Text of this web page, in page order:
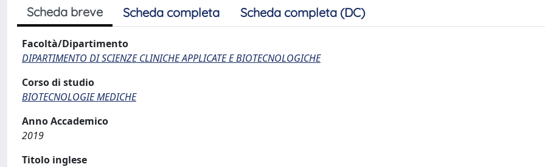
Scheda breve Scheda completa Scheda completa (DC)
Facoltà/Dipartimento
DIPARTIMENTO DI SCIENZE CLINICHE APPLICATE E BIOTECNOLOGICHE
Corso di studio
BIOTECNOLOGIE MEDICHE
Anno Accademico
2019
Titolo inglese